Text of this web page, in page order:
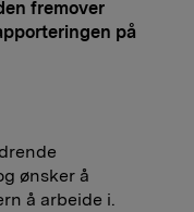
fremover
på
ønsker å
å arbeide i.